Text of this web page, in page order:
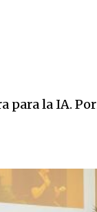
para la IA.